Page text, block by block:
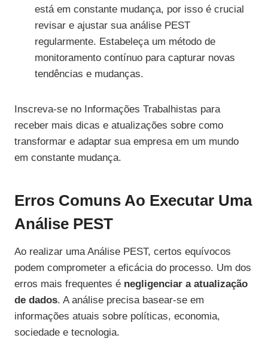
está em constante mudança, por isso é crucial
revisar e ajustar sua análise PEST
regularmente. Estabeleça um método de
monitoramento contínuo para capturar novas
tendências e mudanças.
Inscreva-se no Informações Trabalhistas para
receber mais dicas e atualizações sobre como
transformar e adaptar sua empresa em um mundo
em constante mudança.
Erros Comuns Ao Executar Uma
Análise PEST
Ao realizar uma Análise PEST, certos equívocos
podem comprometer a eficácia do processo. Um dos
erros mais frequentes é negligenciar a atualização
de dados. A análise precisa basear-se em
informações atuais sobre políticas, economia,
sociedade e tecnologia.